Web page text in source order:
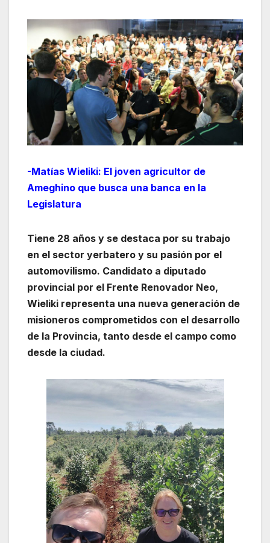
-Matías Wieliki: El joven agricultor de
Ameghino que busca una banca en la
Legislatura
Tiene 28 años y se destaca por su trabajo
en el sector yerbatero y su pasión por el
automovilismo. Candidato a diputado
provincial por el Frente Renovador Neo,
Wieliki representa una nueva generación de
misioneros comprometidos con el desarrollo
de la Provincia, tanto desde el campo como
desde la ciudad.